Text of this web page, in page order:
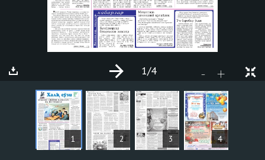
1 2 3 4
- +
1/4
ARTICLES
Page №1